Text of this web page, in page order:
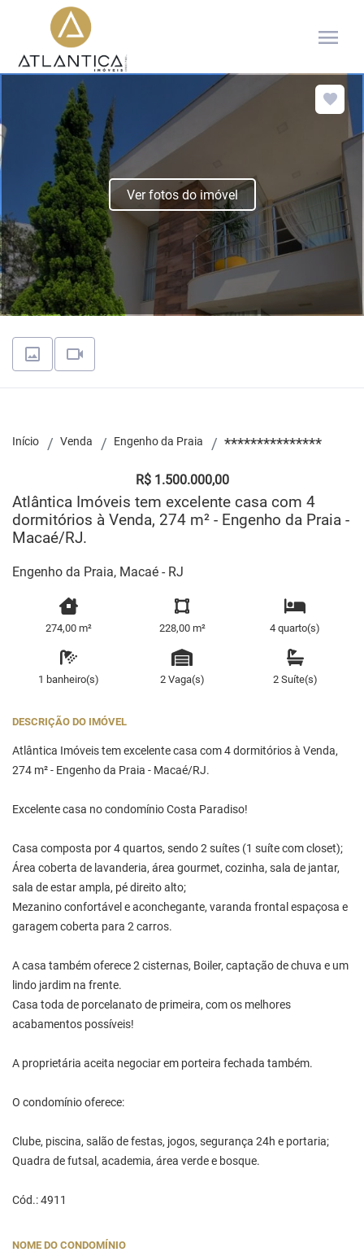
menu
Ver fotos do imóvel
Início Venda Engenho da Praia ***************
R$ 1.500.000,00
Atlântica Imóveis tem excelente casa com 4
dormitórios à Venda, 274 m² - Engenho da Praia -
Macaé/RJ.
Engenho da Praia, Macaé - RJ
274,00 m² 228,00 m² 4 quarto(s)
1 banheiro(s) 2 Vaga(s) 2 Suíte(s)
DESCRIÇÃO DO IMÓVEL
Atlântica Imóveis tem excelente casa com 4 dormitórios à Venda,
274 m² - Engenho da Praia - Macaé/RJ.
Excelente casa no condomínio Costa Paradiso!
Casa composta por 4 quartos, sendo 2 suítes (1 suíte com closet);
Área coberta de lavanderia, área gourmet, cozinha, sala de jantar,
sala de estar ampla, pé direito alto;
Mezanino confortável e aconchegante, varanda frontal espaçosa e
garagem coberta para 2 carros.
A casa também oferece 2 cisternas, Boiler, captação de chuva e um
lindo jardim na frente.
Casa toda de porcelanato de primeira, com os melhores
acabamentos possíveis!
A proprietária aceita negociar em porteira fechada também.
O condomínio oferece:
Clube, piscina, salão de festas, jogos, segurança 24h e portaria;
Quadra de futsal, academia, área verde e bosque.
Cód.: 4911
NOME DO CONDOMÍNIO